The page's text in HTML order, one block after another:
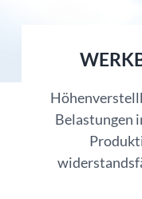
Belastungen